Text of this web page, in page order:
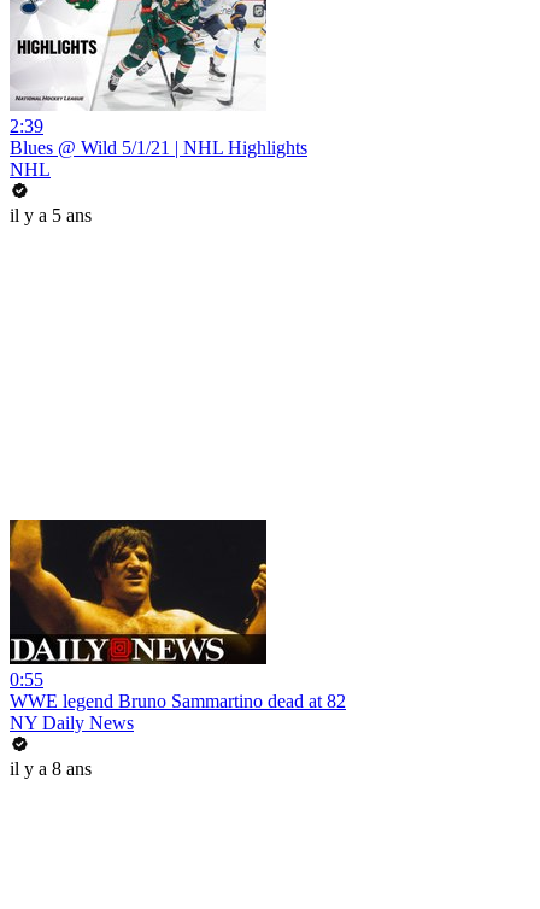
2:39
Blues @ Wild 5/1/21 | NHL Highlights
NHL
il y a 5 ans
0:55
WWE legend Bruno Sammartino dead at 82
NY Daily News
il y a 8 ans